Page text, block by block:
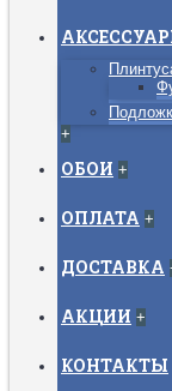
+
ОБОИ +
ОПЛАТА +
ДОСТАВКА
АКЦИИ +
КОНТАКТЫ